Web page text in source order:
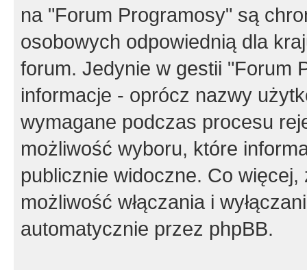
na "Forum Programosy" są
osobowych odpowiednią dla
forum. Jedynie w gestii "Forum
informacje - oprócz nazwy
wymagane podczas procesu
możliwość wyboru, które
publicznie widoczne. Co
możliwość włączania i
automatycznie przez phpBB.